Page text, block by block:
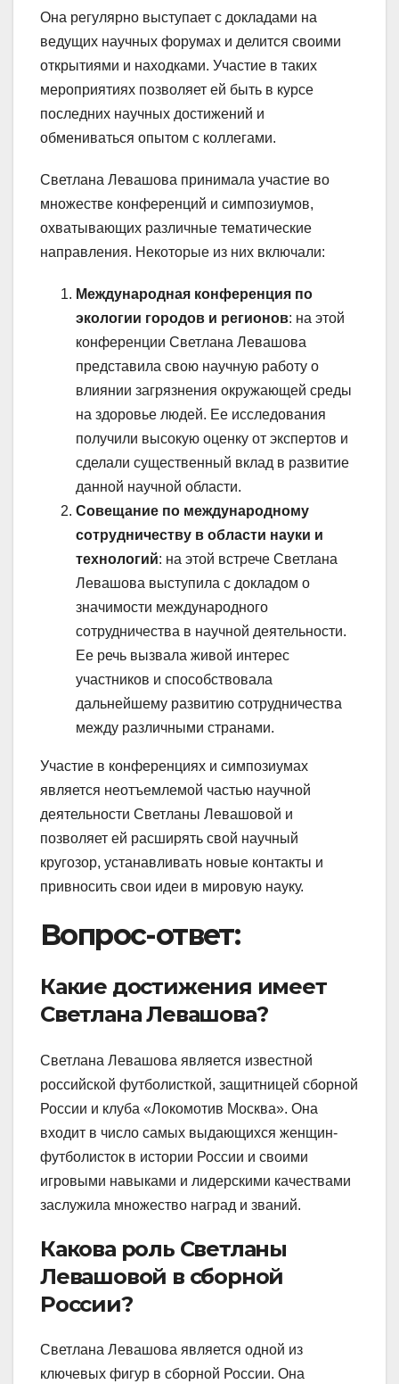
Она регулярно выступает с докладами на
ведущих научных форумах и делится своими
открытиями и находками. Участие в таких
мероприятиях позволяет ей быть в курсе
последних научных достижений и
обмениваться опытом с коллегами.
Светлана Левашова принимала участие во
множестве конференций и симпозиумов,
охватывающих различные тематические
направления. Некоторые из них включали:
Международная конференция по
экологии городов и регионов: на этой
конференции Светлана Левашова
представила свою научную работу о
влиянии загрязнения окружающей среды
на здоровье людей. Ее исследования
получили высокую оценку от экспертов и
сделали существенный вклад в развитие
данной научной области.
Совещание по международному
сотрудничеству в области науки и
технологий: на этой встрече Светлана
Левашова выступила с докладом о
значимости международного
сотрудничества в научной деятельности.
Ее речь вызвала живой интерес
участников и способствовала
дальнейшему развитию сотрудничества
между различными странами.
Участие в конференциях и симпозиумах
является неотъемлемой частью научной
деятельности Светланы Левашовой и
позволяет ей расширять свой научный
кругозор, устанавливать новые контакты и
привносить свои идеи в мировую науку.
Вопрос-ответ:
Какие достижения имеет
Светлана Левашова?
Светлана Левашова является известной
российской футболисткой, защитницей сборной
России и клуба «Локомотив Москва». Она
входит в число самых выдающихся женщин-
футболисток в истории России и своими
игровыми навыками и лидерскими качествами
заслужила множество наград и званий.
Какова роль Светланы
Левашовой в сборной
России?
Светлана Левашова является одной из
ключевых фигур в сборной России. Она